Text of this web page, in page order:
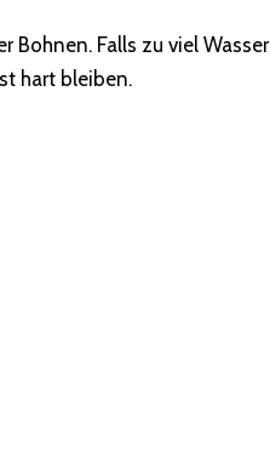
Bohnen. Falls zu viel Wasser
hart bleiben.